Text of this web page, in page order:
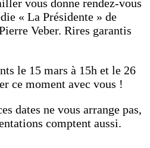
vous donne rendez-vous
« La Présidente » de
Veber. Rires garantis
le 15 mars à 15h et le 26
ce moment avec vous !
dates ne vous arrange pas,
comptent aussi.